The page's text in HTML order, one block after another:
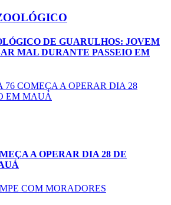
DE GUARULHOS: JOVEM
MAL DURANTE PASSEIO EM
A OPERAR DIA 28 DE